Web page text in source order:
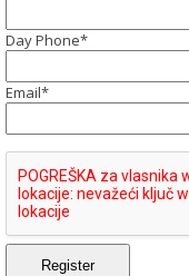
Day Phone*
Email*